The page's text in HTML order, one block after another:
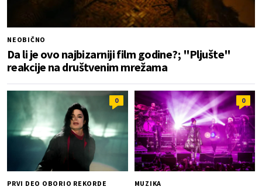
NEOBIČNO
Da li je ovo najbizarniji film godine?; "Pljušte"
reakcije na društvenim mrežama
0
PRVI DEO OBORIO REKORDE
0
MUZIKA